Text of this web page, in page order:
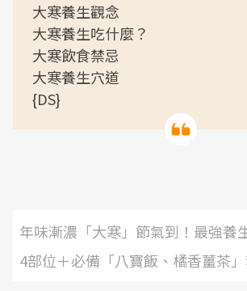
大寒養生觀念
大寒養生吃什麼？
大寒飲食禁忌
大寒養生穴道
{DS}
年味漸濃「大寒」節氣到！最強養
4部位＋必備「八寶飯、橘香薑茶